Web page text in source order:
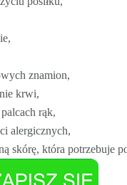
znamion,
krwi,
rąk,
alergicznych,
skórę, która potrzebuje